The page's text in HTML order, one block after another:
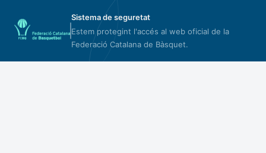
Sistema de seguretat
Estem protegint l'accés al web oficial de la
Federació Catalana de Bàsquet.